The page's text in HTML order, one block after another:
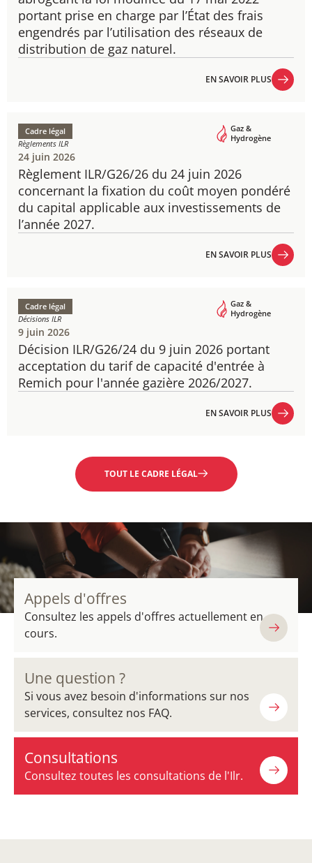
portant prise en charge par l’État des frais
engendrés par l’utilisation des réseaux de
distribution de gaz naturel.
EN SAVOIR PLUS
Règlement ILR/G26/26 du 24 juin 2026
concernant la fixation du coût moyen pondéré
du capital applicable aux investissements de
l’année 2027.
Cadre légal
Règlements ILR
Gaz &
Hydrogène
24 juin 2026
EN SAVOIR PLUS
Décision ILR/G26/24 du 9 juin 2026 portant
acceptation du tarif de capacité d'entrée à
Remich pour l'année gazière 2026/2027.
Cadre légal
Décisions ILR
Gaz &
Hydrogène
9 juin 2026
EN SAVOIR PLUS
TOUT LE CADRE LÉGAL
Appels d'offres
Consultez les appels d'offres actuellement en
cours.
Une question ?
Si vous avez besoin d'informations sur nos
services, consultez nos FAQ.
Consultations
Consultez toutes les consultations de l'Ilr.